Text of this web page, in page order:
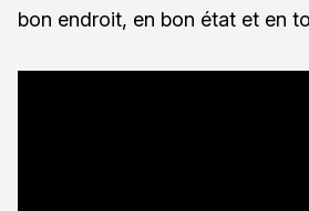
bon endroit, en bon état et en